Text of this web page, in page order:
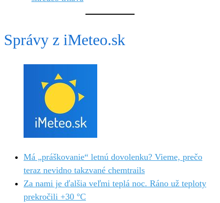
Správy z iMeteo.sk
Má „práškovanie“ letnú dovolenku? Vieme, prečo
teraz nevidno takzvané chemtrails
Za nami je ďalšia veľmi teplá noc. Ráno už teploty
prekročili +30 °C